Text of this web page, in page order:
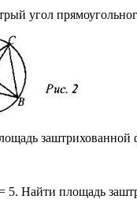
угол
заштрихованной
5. Найти площадь